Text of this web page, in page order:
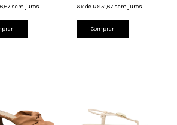
sem juros
6xde R$51,67 sem juros
Comprar